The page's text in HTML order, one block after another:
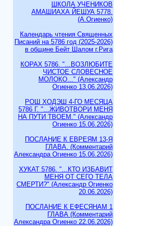
ШКОЛА УЧЕНИКОВ
АМАШИАХА ЙЕШУА 5778.
(А.Огиенко)
Календарь чтения Священных
Писаний на 5786 год (2025-2026)
в общине Бейт Шалом г.Рига
КОРАХ 5786. "...ВОЗЛЮБИТЕ
ЧИСТОЕ СЛОВЕСНОЕ
МОЛОКО..." (Александр
Огиенко 13.06.2026)
РОШ ХОДЭШ 4-ГО МЕСЯЦА
5786 Г. "...ЖИВОТВОРИ МЕНЯ
НА ПУТИ ТВОЕМ." (Александр
Огиенко 15.06.2026)
ПОСЛАНИЕ К ЕВРЕЯМ 13-Я
ГЛАВА. (Комментарий
Александра Огиенко 15.06.2026)
ХУКАТ 5786. "...КТО ИЗБАВИТ
МЕНЯ ОТ СЕГО ТЕЛА
СМЕРТИ?" (Александр Огиенко
20.06.2026)
ПОСЛАНИЕ К ЕФЕСЯНАМ 1
ГЛАВА (Комментарий
Александра Огиенко 22.06.2026)